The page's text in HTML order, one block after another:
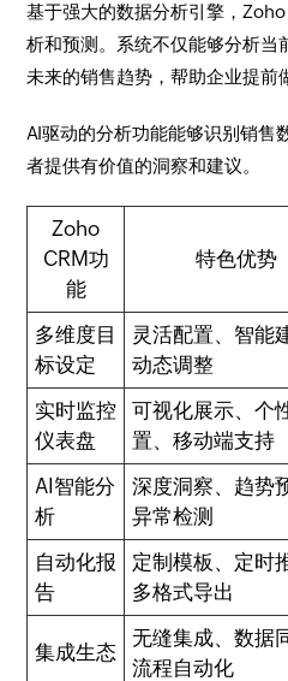
基于强大的数据分析引擎，
析和预测。系统不仅能够分析当
未来的销售趋势，帮助企业提前
AI驱动的分析功能能够识别销售
者提供有价值的洞察和建议。
Zoho
CRM功
能
特色优势
多维度目
标设定
灵活配置、智能
动态调整
实时监控
仪表盘
可视化展示、个
置、移动端支持
AI智能分
析
深度洞察、趋势
异常检测
自动化报
告
定制模板、定时
多格式导出
集成生态
无缝集成、数据
流程自动化